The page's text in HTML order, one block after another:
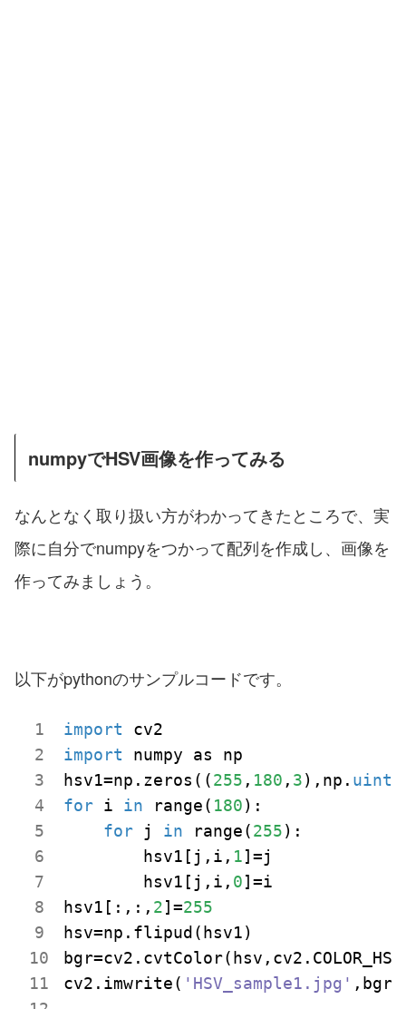
numpyでHSV画像を作ってみる
なんとなく取り扱い方がわかってきたところで、実
際に自分でnumpyをつかって配列を作成し、画像を
作ってみましょう。
以下がpythonのサンプルコードです。
import
import numpy as np
hsv1=np.zeros((255 , 180 , 3),np. uint
for i in range( 180):
for j in range(255):
        hsv1[j,i,
1]=j
        hsv1[j,i,
0]=i
hsv1[:,:, 2]=255
hsv=np.flipud(hsv1)
cv2.imwrite( 'HSV_sample1.jpg' ,bgr)